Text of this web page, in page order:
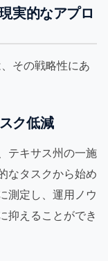
実的なアプロ
その戦略性にあ
ク低減
テキサス州の一施
なタスクから始め
測定し、運用ノウ
抑えることができ